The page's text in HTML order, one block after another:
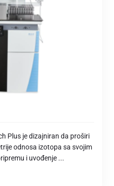
Plus je dizajniran da proširi
odnosa izotopa sa svojim
i uvođenje ...